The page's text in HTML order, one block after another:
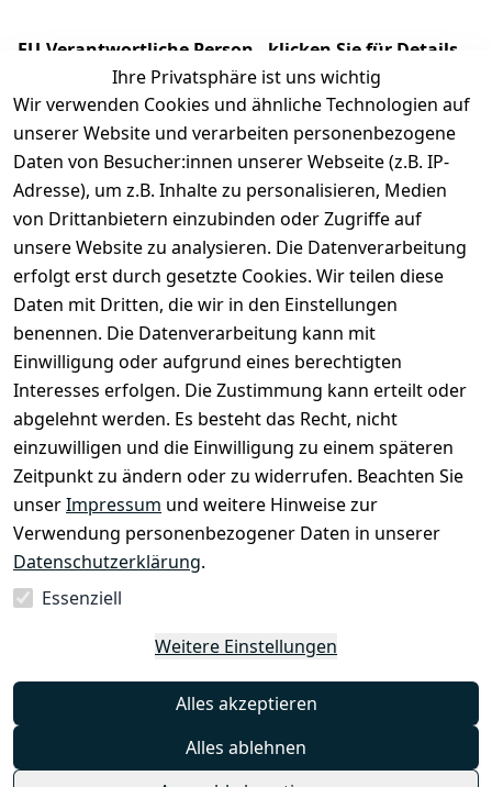
EU-Verantwortliche Person - klicken Sie für Details
Ihre Privatsphäre ist uns wichtig
Wir verwenden Cookies und ähnliche Technologien auf
unserer Website und verarbeiten personenbezogene
Daten von Besucher:innen unserer Webseite (z.B. IP-
Adresse), um z.B. Inhalte zu personalisieren, Medien
von Drittanbietern einzubinden oder Zugriffe auf
unsere Website zu analysieren. Die Datenverarbeitung
erfolgt erst durch gesetzte Cookies. Wir teilen diese
Daten mit Dritten, die wir in den Einstellungen
benennen. Die Datenverarbeitung kann mit
Einwilligung oder aufgrund eines berechtigten
Interesses erfolgen. Die Zustimmung kann erteilt oder
abgelehnt werden. Es besteht das Recht, nicht
einzuwilligen und die Einwilligung zu einem späteren
Zeitpunkt zu ändern oder zu widerrufen. Beachten Sie
unserImpressum und weitere Hinweise zur
Verwendung personenbezogener Daten in unserer
Datenschutzerklärung.
Essenziell
Weitere Einstellungen
Alles akzeptieren
Alles ablehnen
Rechtliches
Impressum
Datenschutze
rklärung
Barrierefreihe
itserklärung
Widerrufsrec
ht
Services
Registrieren